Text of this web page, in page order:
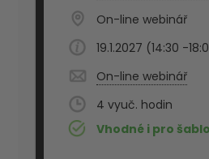
On-line webinář
19.1.2027 (14:30 -
On-line webinář
4
Vhodné i pro